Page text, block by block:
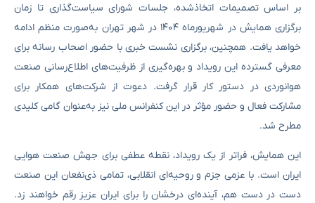
بر اساس تصمیمات اتخاذشده، جلسات شورای سیاست‌گذاری تا زمان
برگزاری همایش در شهریورماه ۱۴۰۴ در شهر تهران به‌صورت منظم ادامه
خواهد یافت. همچنین، برگزاری نشست خبری با حضور اصحاب رسانه برای
معرفی گسترده این رویداد و بهره‌گیری از ظرفیت‌های اطلاع‌رسانی صنعت
هوانوردی در دستور کار قرار گرفت. دعوت از شرکت‌های همکار برای
مشارکت فعال و حضور مؤثر در این کنفرانس ملی نیز به‌عنوان گامی کلیدی
مطرح شد.
این همایش، فراتر از یک رویداد، نقطه عطفی برای جهش صنعت هوایی
ایران است. با عزمی جزم و روحیه‌ای انقلابی، تمامی ذی‌نفعان این صنعت
دست در دست هم، آینده‌ای درخشان را برای ایران عزیز رقم خواهند زد.